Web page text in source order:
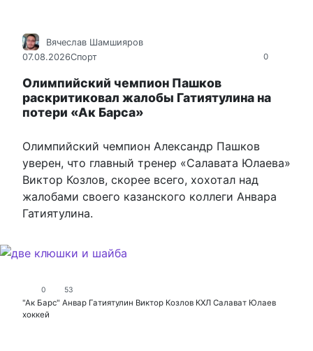
0
Вячеслав Шамшияров
07.08.2026Спорт
Олимпийский чемпион Пашков
раскритиковал жалобы Гатиятулина на
потери «Ак Барса»
Олимпийский чемпион Александр Пашков
уверен, что главный тренер «Салавата Юлаева»
Виктор Козлов, скорее всего, хохотал над
жалобами своего казанского коллеги Анвара
Гатиятулина.
0 53
"Ак Барс" Анвар Гатиятулин Виктор Козлов КХЛ Салават Юлаев
хоккей